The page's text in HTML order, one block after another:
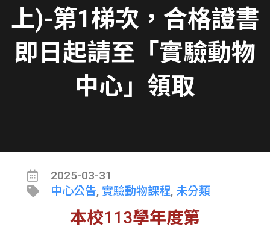
上)-第1梯次，合格證書
即日起請至「實驗動物
中心」領取
2025-03-31
中心公告, 實驗動物課程, 未分類
本校113學年度第